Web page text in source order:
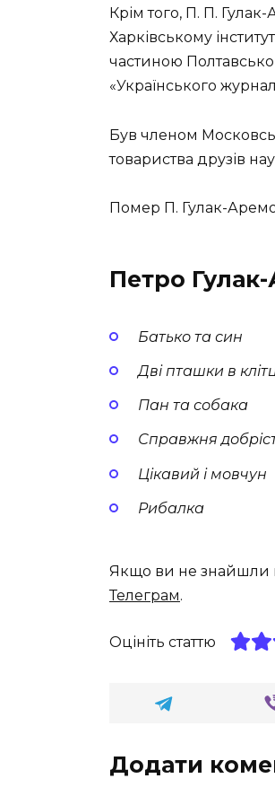
Крім того, П. П.
Харківському
частиною
«Українського
Був членом
товариства друзів
Помер П. Гулак-
Петро
Батько та син
Дві пташки в
Пан та собака
Справжня
Цікавий і мовчун
Рибалка
Якщо ви не знайшли
Телеграм.
Оцініть статтю
Додати